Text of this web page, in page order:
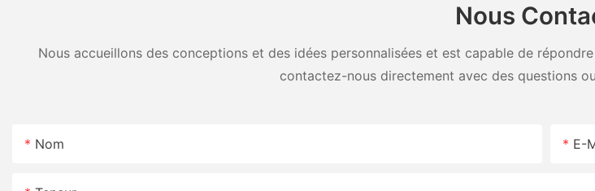
Nous
Nous accueillons des conceptions et des idées personnalisées et est capable de
contactez-nous directement avec des questions
Nom E-